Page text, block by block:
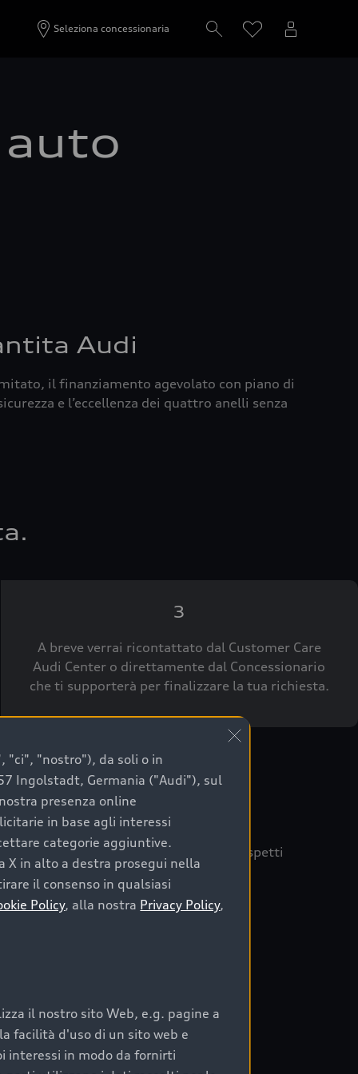
Seleziona concessionaria
Audi
il finanziamento agevolato con piano di
e l’eccellenza dei quattro anelli senza
3
A breve verrai ricontattato dal Customer Care
Audi Center o direttamente dal Concessionario
che ti supporterà per finalizzare la tua richiesta.
sicuro, è essenziale considerare aspetti
Prima Scelta :plus
nel tempo;
"ci", "nostro"), da soli o in
Ingolstadt, Germania ("Audi"), sul
presenza online
in base agli interessi
categorie aggiuntive.
in alto a destra prosegui nella
il consenso in qualsiasi
Policy, alla nostra Privacy Policy,
il nostro sito Web, e.g. pagine a
facilità d'uso di un sito web e
interessi in modo da fornirti